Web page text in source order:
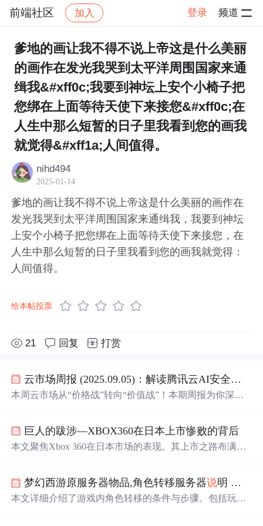
前端社区 加入 登录 频道
社区 前端社区 感慨 帖子详情
爹地的画让我不得不说上帝这是什么美丽
的画作在发光我哭到太平洋周围国家来通
缉我&#xff0c;我要到神坛上安个小椅子把
您绑在上面等待天使下来接您&#xff0c;在
人生中那么短暂的日子里我看到您的画我
就觉得&#xff1a;人间值得。
nihd494
2025-01-14
爹地的画让我不得不说上帝这是什么美丽的画作在
发光我哭到太平洋周围国家来通缉我，我要到神坛
上安个小椅子把您绑在上面等待天使下来接您，在
人生中那么短暂的日子里我看到您的画我就觉得：
人间值得。
给本帖投票
21 回复 打赏
云市场周报 (2025.09.05)：解读腾讯云AI安全、阿
本周云市场从“价格战”转向“价值战”！本期周报为你深度
为何备受关注。一篇看懂云计算在安全、数据和开发效率
三大领域的最新进化。
巨人的跋涉—XBOX360在日本上市惨败的背后
本文聚焦Xbox 360在日本市场的表现。其上市之路布满阴
拉拢日本第三方，日本游戏商也借其开拓海外。2006年微
软有销售目标，假期商战或成亮点。
梦幻西游原服务器物品,角色转移服务器说明 物品转移携带有限制
本文详细介绍了游戏内角色转移的条件与步骤。包括玩家